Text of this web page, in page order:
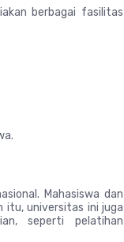
berbagai fasilitas
Mahasiswa dan
itu, universitas ini juga
seperti pelatihan